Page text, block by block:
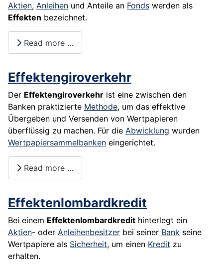
Aktien, Anleihen und Anteile an Fonds werden als
Effekten bezeichnet.
Read more …
Effektengiroverkehr
Der Effektengiroverkehr ist eine zwischen den
Banken praktizierte Methode, um das effektive
Übergeben und Versenden von Wertpapieren
überflüssig zu machen. Für die Abwicklung wurden
Wertpapiersammelbanken eingerichtet.
Read more …
Effektenlombardkredit
Bei einem Effektenlombardkredit hinterlegt ein
Aktien- oder Anleihenbesitzer bei seiner Bank seine
Wertpapiere als Sicherheit, um einen Kredit zu
erhalten.